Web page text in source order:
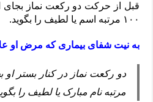
قبل از حرکت دو رکعت نماز بجای
۱۰۰ مرتبه اسم یا لطیف را بگوید.
به نیت شفای بیماری که مرض او
مرتبه نام مبارک یا لطیف را